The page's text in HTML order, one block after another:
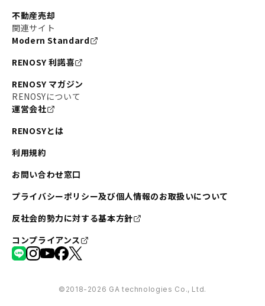
不動産売却
関連サイト
Modern Standard
RENOSY 利諾喜
RENOSY マガジン
RENOSYについて
運営会社
RENOSYとは
利用規約
お問い合わせ窓口
プライバシーポリシー及び個人情報のお取扱いについて
反社会的勢力に対する基本方針
コンプライアンス
©︎2018-2026 GA technologies Co., Ltd.